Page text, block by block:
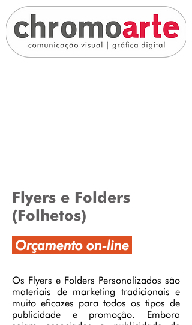
Orçamento on-line
Os Flyers e Folders Personalizados são
materiais de marketing tradicionais e
muito eficazes para todos os tipos de
publicidade e promoção. Embora
Flyers e Folders
(Folhetos)